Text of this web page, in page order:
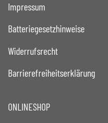
Impressum
Batteriegesetzhinweise
Widerrufsrecht
Barrierefreiheitserklärung
ONLINESHOP